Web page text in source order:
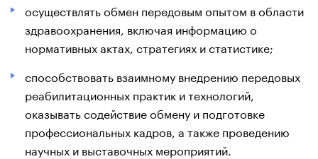
осуществлять обмен передовым опытом в области
здравоохранения, включая информацию о
нормативных актах, стратегиях и статистике;
способствовать взаимному внедрению передовых
реабилитационных практик и технологий,
оказывать содействие обмену и подготовке
профессиональных кадров, а также проведению
научных и выставочных мероприятий.